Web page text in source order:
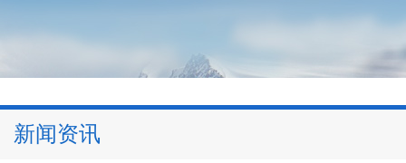
新闻资讯